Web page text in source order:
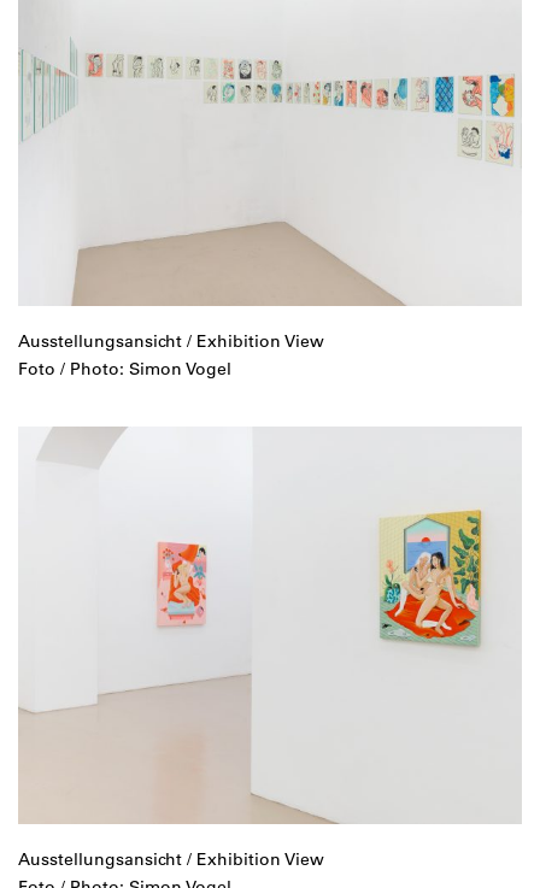
Ausstellungsansicht / Exhibition View
Foto / Photo: Simon Vogel
Ausstellungsansicht / Exhibition View